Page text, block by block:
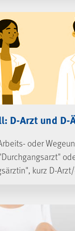
D-Arzt und D-
oder
kurz D-